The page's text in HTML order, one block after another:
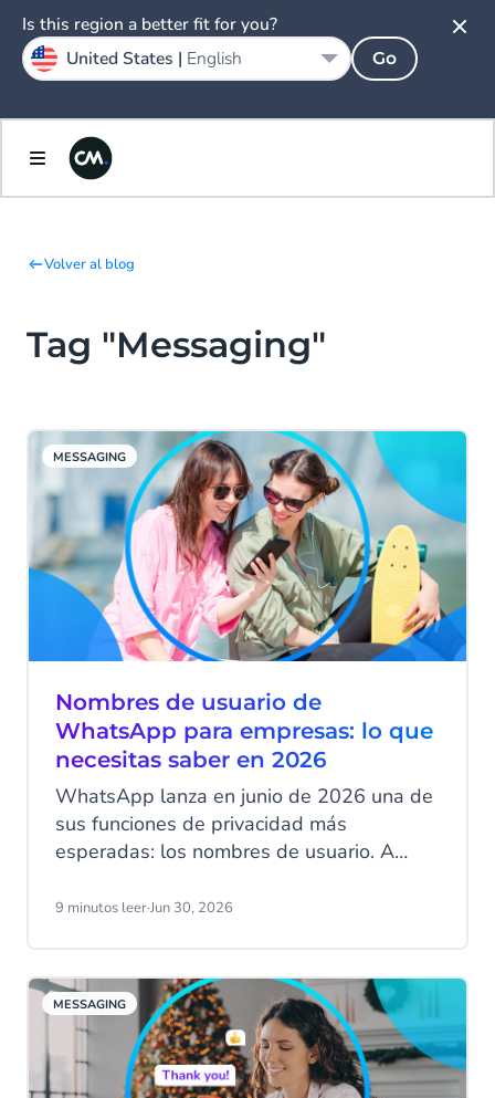
Volver al blog
Tag "Messaging"
MESSAGING
Nombres de usuario de
WhatsApp para empresas: lo que
necesitas saber en 2026
WhatsApp lanza en junio de 2026 una de
sus funciones de privacidad más
esperadas: los nombres de usuario. A
ocultar su número de teléfono al contactar
directas en cómo identificas clientes,
gestionas campañas y estructuras tus
9 minutos leer·Jun 30, 2026
MESSAGING
Is this region a better fit for you?
United States | English Go